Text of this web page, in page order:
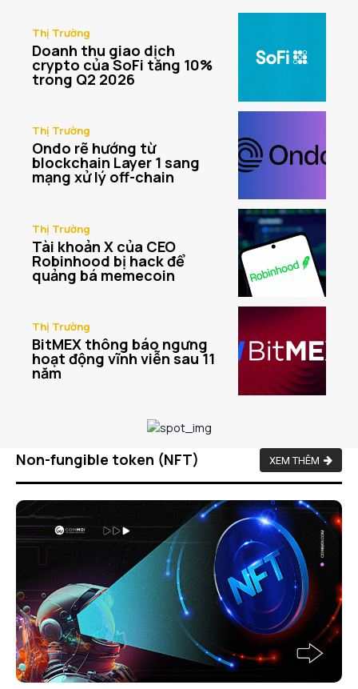
Thị Trường
Doanh thu giao dịch
crypto của SoFi tăng 10%
trong Q2 2026
Thị Trường
Ondo rẽ hướng từ
blockchain Layer 1 sang
mạng xử lý off-chain
Thị Trường
Tài khoản X của CEO
Robinhood bị hack để
quảng bá memecoin
Thị Trường
BitMEX thông báo ngưng
hoạt động vĩnh viễn sau 11
năm
Non-fungible token (NFT) XEM THÊM